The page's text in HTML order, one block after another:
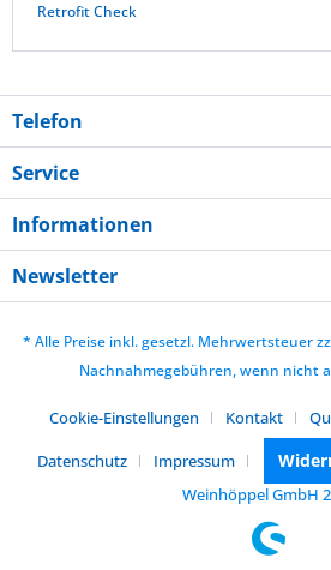
Retrofit Check
Telefon
Service
Informationen
Newsletter
* Alle Preise inkl. gesetzl. Mehrwertsteuer
Nachnahmegebühren, wenn nicht
Cookie-Einstellungen Kontakt
Datenschutz
Impressum
Weinhöppel GmbH